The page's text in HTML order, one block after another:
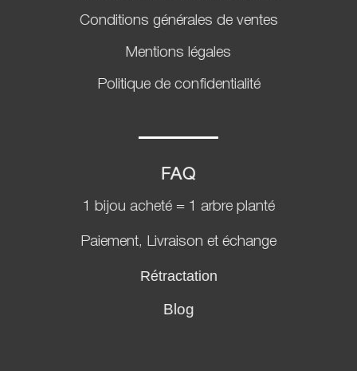
Conditions générales de ventes
Mentions légales
Politique de confidentialité
FAQ
1 bijou acheté = 1 arbre planté
Paiement, Livraison et échange
Rétractation
Blog